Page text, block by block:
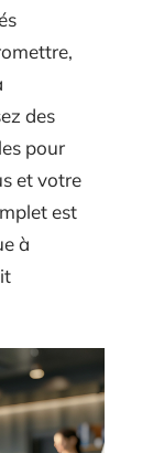
des
pour
et votre
est
à